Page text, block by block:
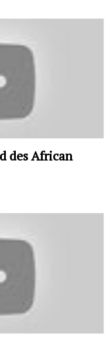
des African